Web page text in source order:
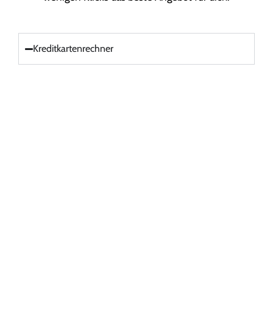
Kreditkartenrechner